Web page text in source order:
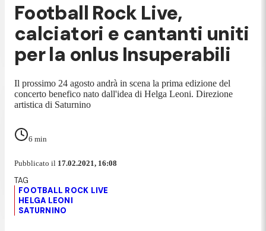
Football Rock Live,
calciatori e cantanti uniti
per la onlus Insuperabili
Il prossimo 24 agosto andrà in scena la prima edizione del
concerto benefico nato dall'idea di Helga Leoni. Direzione
artistica di Saturnino
6 min
Pubblicato il 17.02.2021, 16:08
FOOTBALL ROCK LIVE
HELGA LEONI
SATURNINO